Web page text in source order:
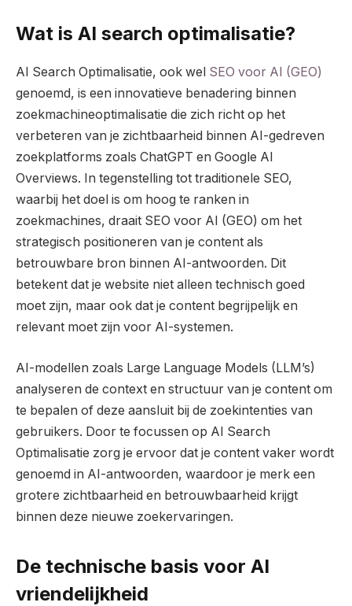
Wat is AI search optimalisatie?
AI Search Optimalisatie, ook wel SEO voor AI (GEO)
genoemd, is een innovatieve benadering binnen
zoekmachineoptimalisatie die zich richt op het
verbeteren van je zichtbaarheid binnen AI-gedreven
zoekplatforms zoals ChatGPT en Google AI
Overviews. In tegenstelling tot traditionele SEO,
waarbij het doel is om hoog te ranken in
zoekmachines, draait SEO voor AI (GEO) om het
strategisch positioneren van je content als
betrouwbare bron binnen AI-antwoorden. Dit
betekent dat je website niet alleen technisch goed
moet zijn, maar ook dat je content begrijpelijk en
relevant moet zijn voor AI-systemen.
AI-modellen zoals Large Language Models (LLM’s)
analyseren de context en structuur van je content om
te bepalen of deze aansluit bij de zoekintenties van
gebruikers. Door te focussen op AI Search
Optimalisatie zorg je ervoor dat je content vaker wordt
genoemd in AI-antwoorden, waardoor je merk een
grotere zichtbaarheid en betrouwbaarheid krijgt
binnen deze nieuwe zoekervaringen.
De technische basis voor AI
vriendelijkheid